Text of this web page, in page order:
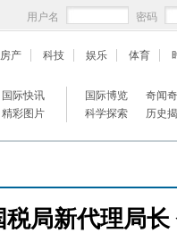
用户名 密码
房产 科技 娱乐 体育
国际快讯
精彩图片
国际博览
奇闻
科学探索
历史
局新代理局长